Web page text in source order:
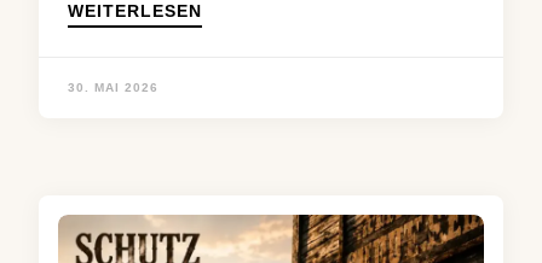
WEITERLESEN
30. MAI 2026